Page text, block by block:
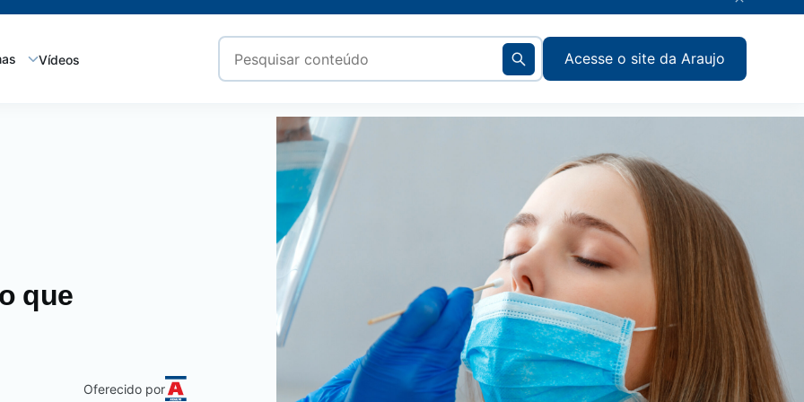
Vídeos Acesse o site da Araujo
que
Oferecido por